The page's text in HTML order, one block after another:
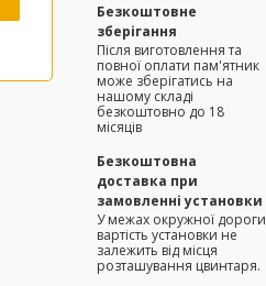
Безкоштовне
зберігання
Після виготовлення та
повної оплати пам'ятник
може зберігатись на
нашому складі
безкоштовно до 18
місяців
Безкоштовна
доставка при
замовленні установки
У межах окружної дороги
вартість установки не
залежить від місця
розташування цвинтаря.